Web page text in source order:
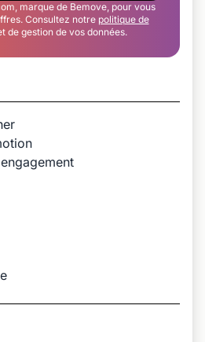
marque de Bemove, pour vous
Consultez notre politique de
de gestion de vos données.